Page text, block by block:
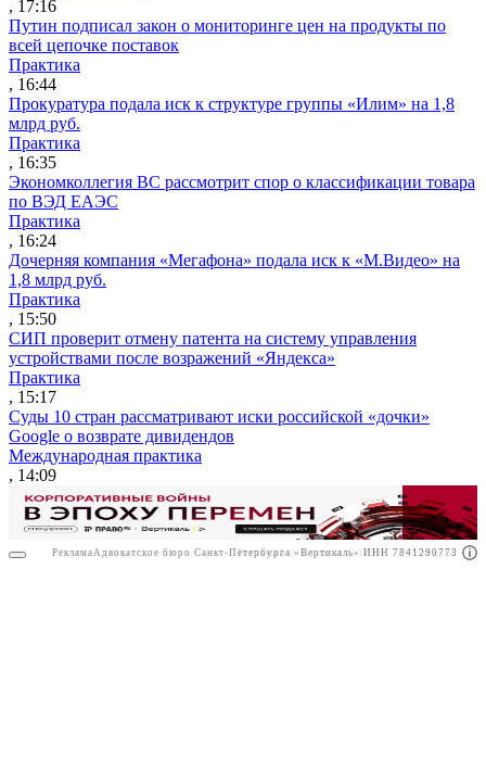
Реклама АО"Право.ру" ИНН: 7708095468
, 17:16
Путин подписал закон о мониторинге цен на продукты по
всей цепочке поставок
Практика
, 16:44
Прокуратура подала иск к структуре группы «Илим» на 1,8
млрд руб.
Практика
, 16:35
Экономколлегия ВС рассмотрит спор о классификации товара
по ВЭД ЕАЭС
Практика
, 16:24
Дочерняя компания «Мегафона» подала иск к «М.Видео» на
1,8 млрд руб.
Практика
, 15:50
СИП проверит отмену патента на систему управления
устройствами после возражений «Яндекса»
Практика
, 15:17
Суды 10 стран рассматривают иски российской «дочки»
Google о возврате дивидендов
Международная практика
, 14:09
Реклама Адвокатское бюро Санкт-Петербурга «Вертикаль» ИНН 7841290773